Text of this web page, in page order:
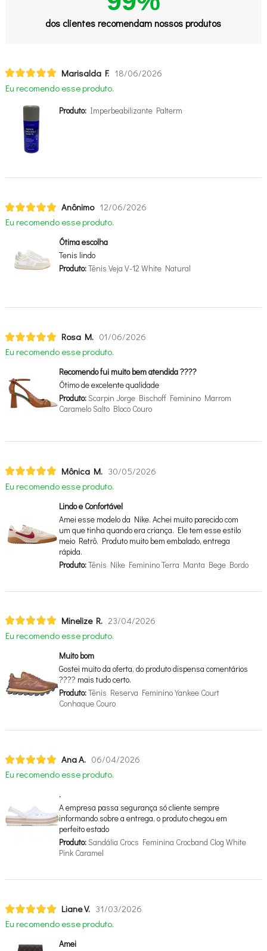
dos clientes recomendam nossos produtos
Marisalda F. 18/06/2026
Eu recomendo esse produto.
Produto:Imperbeabilizante Palterm
Anônimo 12/06/2026
Eu recomendo esse produto.
Ótima escolha
Tenis lindo
Produto:Tênis Veja V-12 White Natural
Rosa M. 01/06/2026
Eu recomendo esse produto.
Recomendo fui muito bem atendida ????
Ótimo de excelente qualidade
Produto:Scarpin Jorge Bischoff Feminino Marrom
Caramelo Salto Bloco Couro
Mônica M. 30/05/2026
Eu recomendo esse produto.
Lindo e Confortável
Amei esse modelo da Nike. Achei muito parecido com
um que tinha quando era criança. Ele tem esse estilo
meio Retrô. Produto muito bem embalado, entrega
rápida.
Produto:Tênis Nike Feminino Terra Manta Bege Bordo
Minelize R. 23/04/2026
Eu recomendo esse produto.
Muito bom
Gostei muito da oferta, do produto dispensa comentários
???? mais tudo certo.
Produto:Tênis Reserva Feminino Yankee Court
Conhaque Couro
Ana A. 06/04/2026
Eu recomendo esse produto.
.
A empresa passa segurança só cliente sempre
informando sobre a entrega, o produto chegou em
perfeito estado
Produto:Sandália Crocs Feminina Crocband Clog White
Pink Caramel
Liane V. 31/03/2026
Eu recomendo esse produto.
Amei